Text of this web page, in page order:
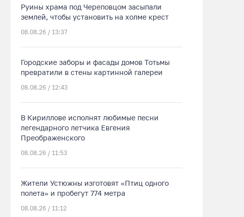
Руины храма под Череповцом засыпали
землей, чтобы установить на холме крест
08.08.26 / 13:37
Городские заборы и фасады домов Тотьмы
превратили в стены картинной галереи
08.08.26 / 12:43
В Кириллове исполнят любимые песни
легендарного летчика Евгения
Преображенского
08.08.26 / 11:53
Жители Устюжны изготовят «Птиц одного
полета» и пробегут 774 метра
08.08.26 / 11:12